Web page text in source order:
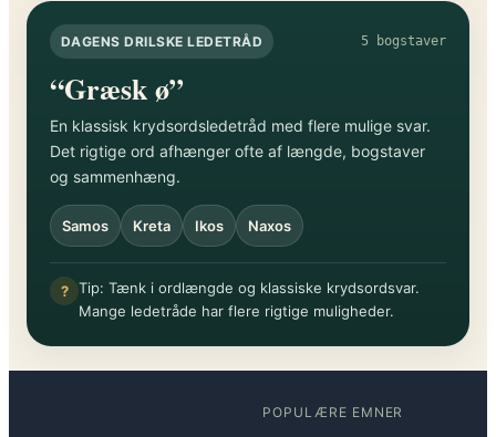
DAGENS DRILSKE LEDETRÅD 5 bogstaver
“Græsk ø”
En klassisk krydsordsledetråd med flere mulige svar.
Det rigtige ord afhænger ofte af længde, bogstaver
og sammenhæng.
Samos Kreta Ikos Naxos
? Tip: Tænk i ordlængde og klassiske krydsordsvar.
Mange ledetråde har flere rigtige muligheder.
POPULÆRE EMNER